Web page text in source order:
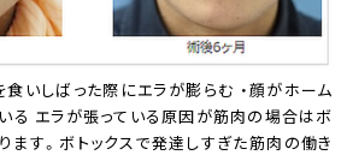
食いしばった際にエラが膨らむ ・顔がホーム
る エラが張っている原因が筋肉の場合はボ
ます。ボトックスで発達しすぎた筋肉の働き